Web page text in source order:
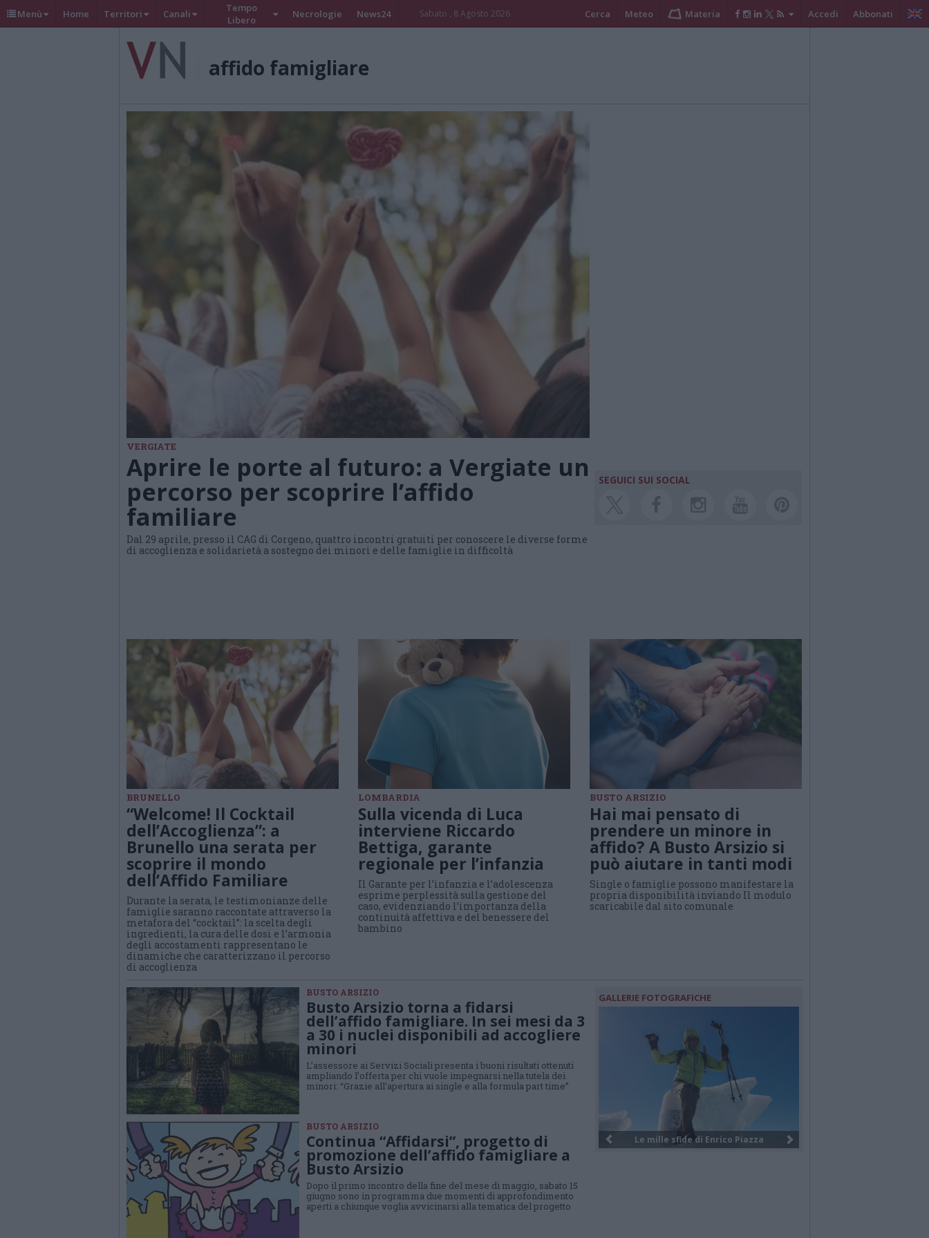
Menù Home Territori Canali
Tempo
Libero
Necrologie News24 Sabato , 8 Agosto 2026 Cerca Meteo Materia Accedi Abbonati
affido famigliare
VERGIATE
Aprire le porte al futuro: a Vergiate un
percorso per scoprire l’affido
familiare
Dal 29 aprile, presso il CAG di Corgeno, quattro incontri gratuiti per conoscere le diverse forme
di accoglienza e solidarietà a sostegno dei minori e delle famiglie in difficoltà
SEGUICI SUI SOCIAL
BRUNELLO
“Welcome! Il Cocktail
dell’Accoglienza”: a
Brunello una serata per
scoprire il mondo
dell’Affido Familiare
Durante la serata, le testimonianze delle
famiglie saranno raccontate attraverso la
metafora del “cocktail”: la scelta degli
ingredienti, la cura delle dosi e l’armonia
degli accostamenti rappresentano le
dinamiche che caratterizzano il percorso
di accoglienza
LOMBARDIA
Sulla vicenda di Luca
interviene Riccardo
Bettiga, garante
regionale per l’infanzia
Il Garante per l’infanzia e l’adolescenza
esprime perplessità sulla gestione del
caso, evidenziando l’importanza della
continuità affettiva e del benessere del
bambino
BUSTO ARSIZIO
Hai mai pensato di
prendere un minore in
affido? A Busto Arsizio si
può aiutare in tanti modi
Single o famiglie possono manifestare la
propria disponibilità inviando Il modulo
scaricabile dal sito comunale
BUSTO ARSIZIO
Busto Arsizio torna a fidarsi
dell’affido famigliare. In sei mesi da 3
a 30 i nuclei disponibili ad accogliere
minori
L’assessore ai Servizi Sociali presenta i buoni risultati ottenuti
ampliando l’offerta per chi vuole impegnarsi nella tutela dei
minori: “Grazie all’apertura ai single e alla formula part time”
BUSTO ARSIZIO
Continua “Affidarsi”, progetto di
promozione dell’affido famigliare a
Busto Arsizio
Dopo il primo incontro della fine del mese di maggio, sabato 15
giugno sono in programma due momenti di approfondimento
aperti a chiunque voglia avvicinarsi alla tematica del progetto
GALLERIE FOTOGRAFICHE
I giovani volontari internazionali ...